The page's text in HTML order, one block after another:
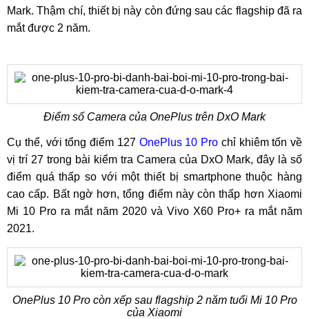
Mark. Thậm chí, thiết bị này còn đứng sau các flagship đã ra
mắt được 2 năm.
Điểm số Camera của OnePlus trên DxO Mark
Cụ thể, với tổng điểm 127 OnePlus 10 Pro chỉ khiêm tốn về
vị trí 27 trong bài kiểm tra Camera của DxO Mark, đây là số
điểm quá thấp so với một thiết bị smartphone thuộc hàng
cao cấp. Bất ngờ hơn, tổng điểm này còn thấp hơn Xiaomi
Mi 10 Pro ra mắt năm 2020 và Vivo X60 Pro+ ra mắt năm
2021.
OnePlus 10 Pro còn xếp sau flagship 2 năm tuổi Mi 10 Pro
của Xiaomi